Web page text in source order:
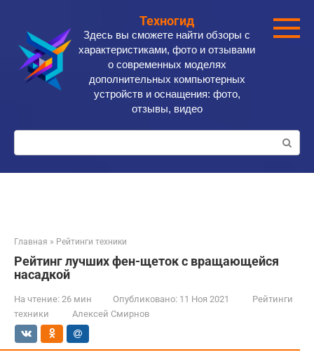
контенту
Техногид
Здесь вы сможете найти обзоры с
характеристиками, фото и отзывами
о современных моделях
дополнительных компьютерных
устройств и оснащения: фото,
отзывы, видео
Поиск:
Главная » Рейтинги техники
Рейтинг лучших фен-щеток с вращающейся
насадкой
На чтение: 26 мин Опубликовано: 11 Ноя 2021
Рейтинги
техники
Алексей Смирнов